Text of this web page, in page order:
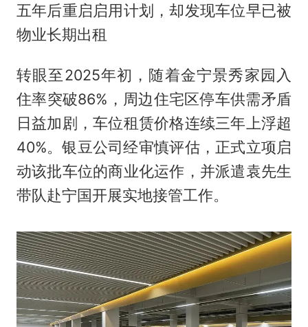
五年后重启启用计划，却发现车位早已被
物业长期出租
转眼至2025年初，随着金宁景秀家园入
住率突破86%，周边住宅区停车供需矛盾
日益加剧，车位租赁价格连续三年上浮超
40%。银豆公司经审慎评估，正式立项启
动该批车位的商业化运作，并派遣袁先生
带队赴宁国开展实地接管工作。